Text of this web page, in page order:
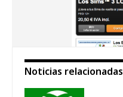
Noticias relacionadas